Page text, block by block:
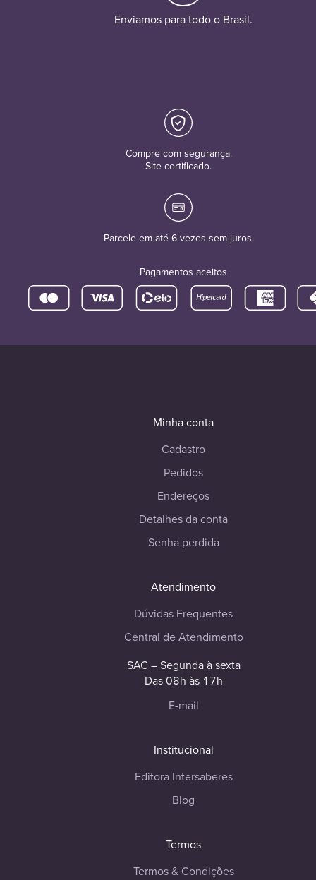
Enviamos para todo o Brasil.
Compre com segurança.
Site certificado.
Parcele em até 6 vezes sem juros.
Pagamentos aceitos
Minha conta
Cadastro
Pedidos
Endereços
Detalhes da conta
Senha perdida
Atendimento
Dúvidas Frequentes
Central de Atendimento
SAC – Segunda à sexta
Das 08h às 17h
E-mail
Institucional
Editora Intersaberes
Blog
Termos
Termos & Condições